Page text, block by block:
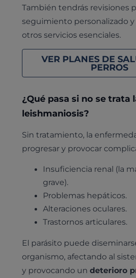
También tendrás revisiones
seguimiento personalizado
otros servicios esenciales.
VER PLANES DE
PERROS
¿Qué pasa si no se trata
leishmaniosis?
Sin tratamiento, la
progresar y provocar
Insuficiencia renal (la
grave).
Problemas hepáticos.
Alteraciones oculares.
Trastornos articulares.
El parásito puede
organismo, afectando al
y provocando un deterioro